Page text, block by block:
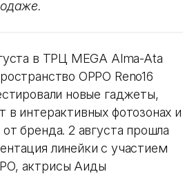
в ТРЦ MEGA Alma-Ata
OPPO Reno16
новые гаджеты,
в интерактивных фотозонах и
бренда. 2 августа прошла
линейки с участием
актрисы Аиды